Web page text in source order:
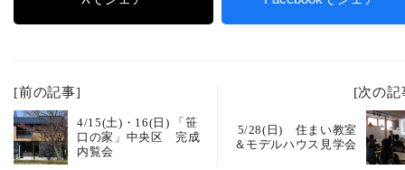
[前の記事]
4/15(土)・16(日) 「笹
口の家」中央区 完成
内覧会
[次の記
5/28(日) 住まい教室
＆モデルハウス見学会